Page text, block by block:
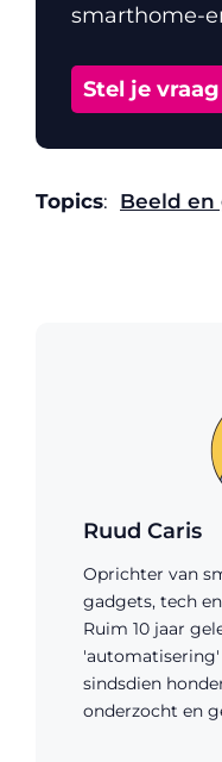
smarthome-
Stel je vraag
Topics: Beeld en
Ruud Caris
Oprichter van
gadgets, tech
Ruim 10 jaar
sindsdien
onderzocht en